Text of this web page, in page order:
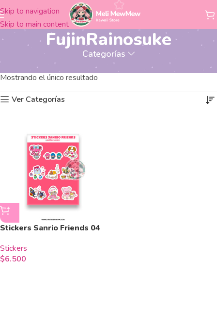
Skip to navigation
Skip to main content
FujinRainosuke
Categorías
Productos etiquetados “FujinRainosuke”
Mostrando el único resultado
Ver Categorías
Stickers Sanrio Friends 04
Stickers
$6.500